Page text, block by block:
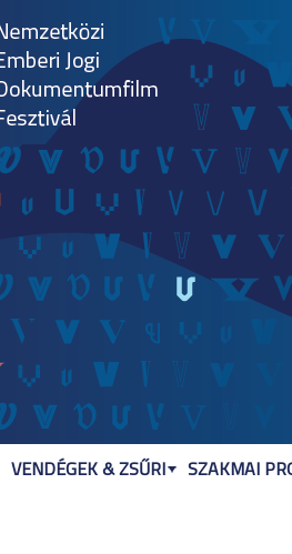
VENDÉGEK & ZSŰRI
SZAKMAI